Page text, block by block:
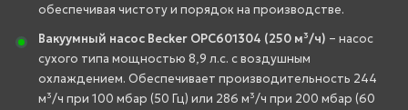
обеспечивая чистоту и порядок на производстве.
Вакуумный насос Becker OPC601304 (250 м³/ч) – насос
сухого типа мощностью 8,9 л.с. с воздушным
охлаждением. Обеспечивает производительность 244
м³/ч при 100 мбар (50 Гц) или 286 м³/ч при 200 мбар (60